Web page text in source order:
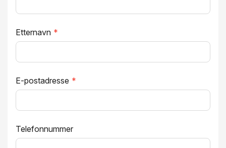
Etternavn *
E-postadresse *
Telefonnummer